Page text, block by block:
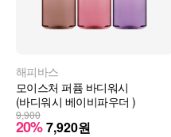
해피바스
모이스처 퍼퓸 바디워시
(바디워시 베이비파우더 )
9,900
20% 7,920원